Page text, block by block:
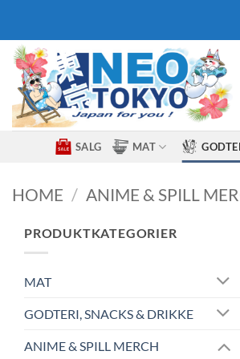
content
SALG MAT
HOME / ANIME & SPILL
PRODUKTKATEGORIER
MAT
GODTERI, SNACKS & DRIKKE
ANIME & SPILL MERCH